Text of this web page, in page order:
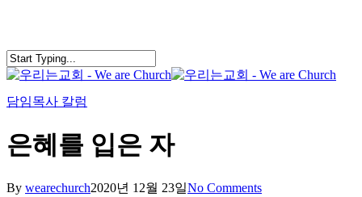
content
담임목사 칼럼
은혜를 입은 자
By wearechurch2020년 12월 23일No Comments